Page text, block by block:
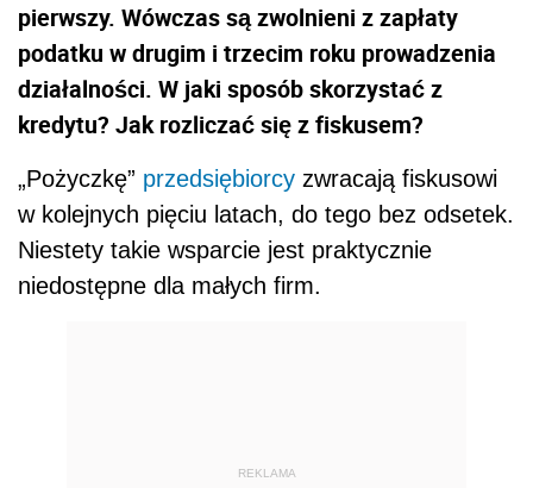
pierwszy. Wówczas są zwolnieni z zapłaty
podatku w drugim i trzecim roku prowadzenia
działalności. W jaki sposób skorzystać z
kredytu? Jak rozliczać się z fiskusem?
„Pożyczkę” przedsiębiorcy zwracają fiskusowi
w kolejnych pięciu latach, do tego bez odsetek.
Niestety takie wsparcie jest praktycznie
niedostępne dla małych firm.
REKLAMA